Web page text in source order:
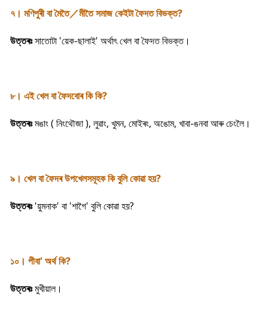
৭। মণিপুৰী বা মৈতৈ／মীতৈ সমাজ কেইটা ফৈদত বিভক্ত?
উত্তৰঃসাতোটা 'য়েক-ছালাই' অৰ্থাৎ খেল বা ফৈদত বিভক্ত।
৮। এই খেল বা ফৈদবোৰ কি কি?
উত্তৰঃমঙাং ( নিংথৌজা ), লুৱাং, খুমন, মোইৰং, অঙোম, খাবা-ঙনবা আৰু চেংলৈ।
৯। খেল বা ফৈদৰ উপখেলসমূহক কি বুলি কোৱা হয়?
উত্তৰঃ'য়ুমনাক' বা 'শাগৈ' বুলি কোৱা হয়?
১০। পীবা' অৰ্থ কি?
উত্তৰঃমুখীয়াল।